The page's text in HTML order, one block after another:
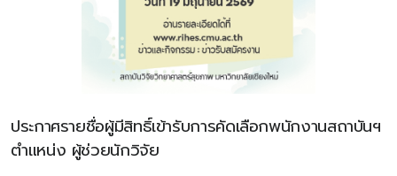
ประกาศรายชื่อผู้มีสิทธิ์เข้ารับการคัดเลือกพนักงานสถาบันฯ
ตำแหน่ง ผู้ช่วยนักวิจัย